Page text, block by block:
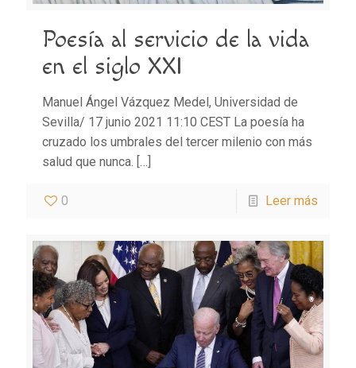
Poesía al servicio de la vida
en el siglo XXI
Manuel Ángel Vázquez Medel, Universidad de
Sevilla/ 17 junio 2021 11:10 CEST La poesía ha
cruzado los umbrales del tercer milenio con más
salud que nunca. […]
0 Leer más